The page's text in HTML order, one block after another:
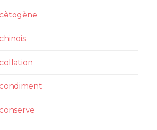
cètogène
chinois
collation
condiment
conserve